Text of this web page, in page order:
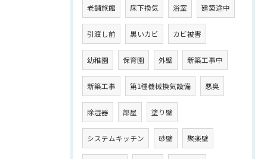
老舗旅館 床下換気 浴室 建築途中
引渡し前 黒いカビ カビ被害
幼稚園 保育園 外壁 新築工事中
新築工事 第1種機械換気設備 悪臭
除湿器 部屋 塗り壁
システムキッチン 砂壁 聚楽壁